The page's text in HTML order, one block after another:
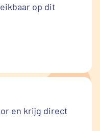
op dit
en krijg direct